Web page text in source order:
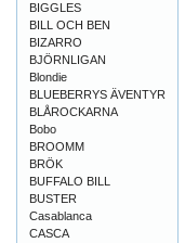
BIGGLES
BILL OCH BEN
BIZARRO
BJÖRNLIGAN
Blondie
BLUEBERRYS ÄVENTYR
BLÅROCKARNA
Bobo
BROOMM
BRÖK
BUFFALO BILL
BUSTER
Casablanca
CASCA